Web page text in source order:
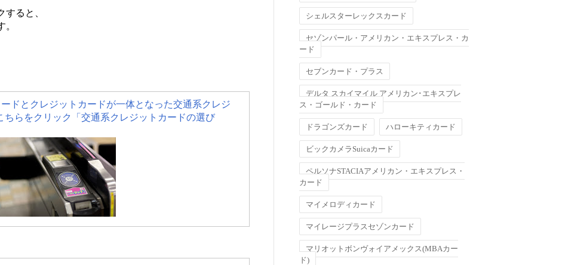
すると、
ドとクレジットカードが一体となった交通系クレジ
ちらをクリック「交通系クレジットカードの選び
シェルスターレックスカード
セゾンパール・アメリカン・エキスプレス・カ
ード
セブンカード・プラス
デルタ スカイマイル アメリカン･エキスプレ
ス・ゴールド・カード
ドラゴンズカード ハローキティカード
ビックカメラSuicaカード
ペルソナSTACIAアメリカン・エキスプレス・
カード
マイメロディカード
マイレージプラスセゾンカード
マリオットボンヴォイアメックス(MBAカー
ド)